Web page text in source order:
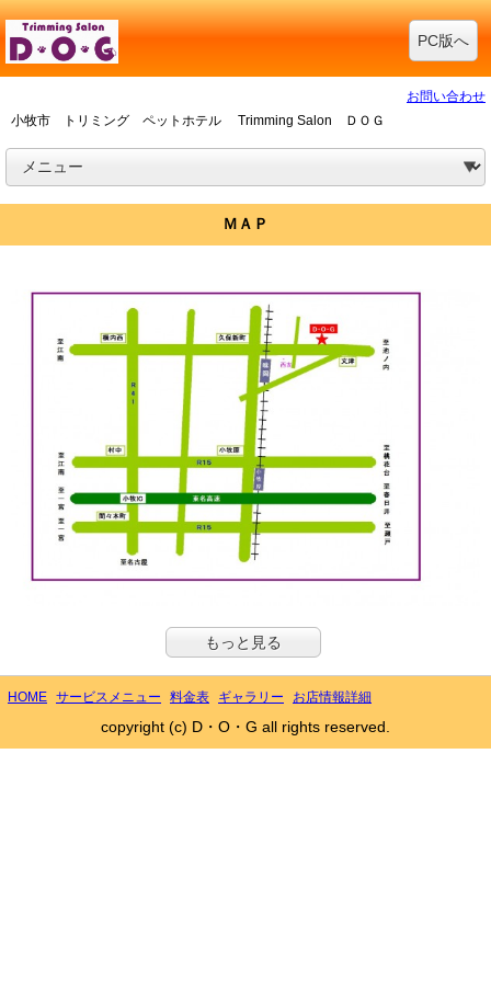
PC版へ
お問い合わせ
小牧市 トリミング ペットホテル Trimming Salon ＤＯＧ
ＭＡＰ
もっと見る
HOME サービスメニュー 料金表 ギャラリー お店情報詳細
copyright (c) D・O・G all rights reserved.